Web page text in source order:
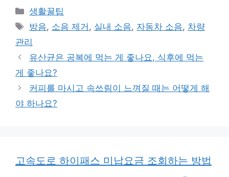
카
테
리
생활꿀팁
태
그
방음, 소음 제거 , 실내 소음, 자동차 소음, 차량
관리
유산균은 공복에 먹는 게 좋나요, 식후에 먹는
게 좋나요?
커피를 마시고 속쓰림이 느껴질 때는 어떻게 해
야 하나요?
고속도로 하이패스 미납요금 조회하는 방법